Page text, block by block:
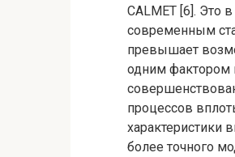
CALMET [6]. Это
современным
превышает
одним фактором
процессов
характеристики
более точного